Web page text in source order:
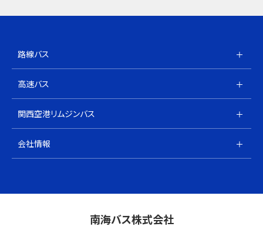
南海バス株式会社
路線バス
高速バス
関西空港リムジンバス
会社情報